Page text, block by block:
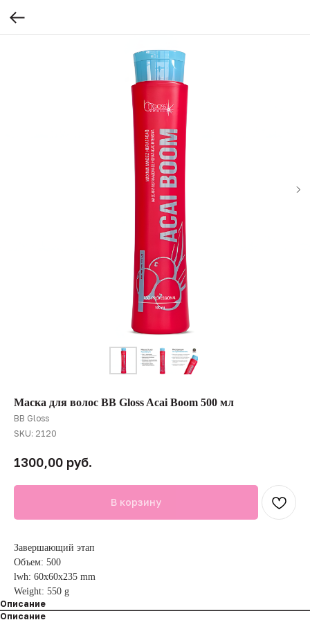
Маска для волос BB Gloss Acai Boom 500 мл
BB Gloss
SKU: 2120
1300,00 руб.
В корзину
Завершающий этап
Объем: 500
lwh: 60x60x235 mm
Weight: 550 g
Описание
Описание